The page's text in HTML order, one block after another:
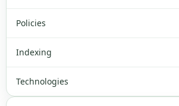
Policies
Indexing
Technologies